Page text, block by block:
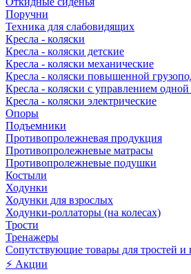
Поручни
Техника для слабовидящих
Кресла - коляски
Кресла - коляски детские
Кресла - коляски механические
Кресла - коляски повышенной
Кресла - коляски с управлением одной
Кресла - коляски электрические
Опоры
Подъемники
Противопролежневая продукция
Противопролежневые матрасы
Противопролежневые подушки
Костыли
Ходунки
Ходунки для взрослых
Ходунки-роллаторы (на колесах)
Трости
Тренажеры
Сопутствующие товары для тростей и
⚡ Акции